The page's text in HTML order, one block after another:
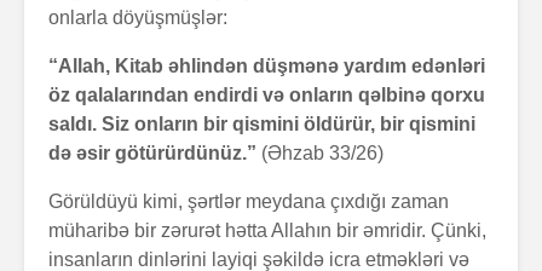
onlarla döyüşmüşlər:
“Allah, Kitab əhlindən düşmənə yardım edənləri
öz qalalarından endirdi və onların qəlbinə qorxu
saldı. Siz onların bir qismini öldürür, bir qismini
də əsir götürürdünüz.” (Əhzab 33/26)
Görüldüyü kimi, şərtlər meydana çıxdığı zaman
müharibə bir zərurət hətta Allahın bir əmridir. Çünki,
insanların dinlərini layiqi şəkildə icra etməkləri və